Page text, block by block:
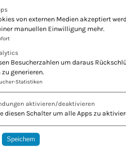
Infekt
Infekte
EVN 110 €, Externe 130 € (30
Informationen erhalten Sie
von externen Medien akzeptiert
manuellen Einwilligung mehr.
Besucherzahlen um daraus
generieren.
Statistiken
aktivieren/deaktivieren
diesen Schalter um alle Apps zu
Speichern